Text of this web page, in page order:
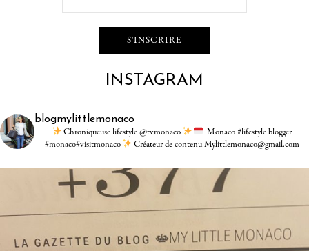
INSTAGRAM
blogmylittlemonaco
Chroniqueuse lifestyle @tvmonaco
Monaco #lifestyle blogger
#monaco#visitmonaco
Créateur de contenu Mylittlemonaco@gmail.com